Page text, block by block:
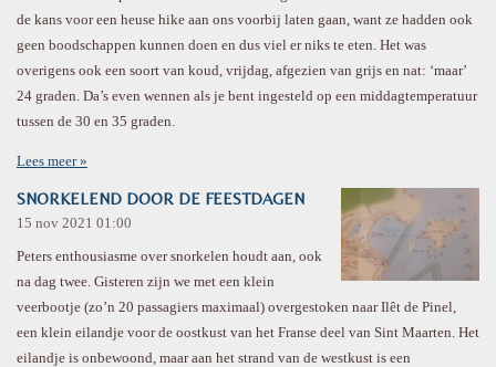
de kans voor een heuse hike aan ons voorbij laten gaan, want ze hadden ook
geen boodschappen kunnen doen en dus viel er niks te eten. Het was
overigens ook een soort van koud, vrijdag, afgezien van grijs en nat: ‘maar’
24 graden. Da’s even wennen als je bent ingesteld op een middagtemperatuur
tussen de 30 en 35 graden.
Lees meer »
SNORKELEND DOOR DE FEESTDAGEN
15 nov 2021 01:00
Peters enthousiasme over snorkelen houdt aan, ook
na dag twee. Gisteren zijn we met een klein
veerbootje (zo’n 20 passagiers maximaal) overgestoken naar Ilêt de Pinel,
een klein eilandje voor de oostkust van het Franse deel van Sint Maarten. Het
eilandje is onbewoond, maar aan het strand van de westkust is een